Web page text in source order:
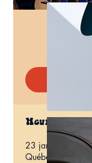
Heure et lieu
23 janv. 2027,
Québec, 620 Av.